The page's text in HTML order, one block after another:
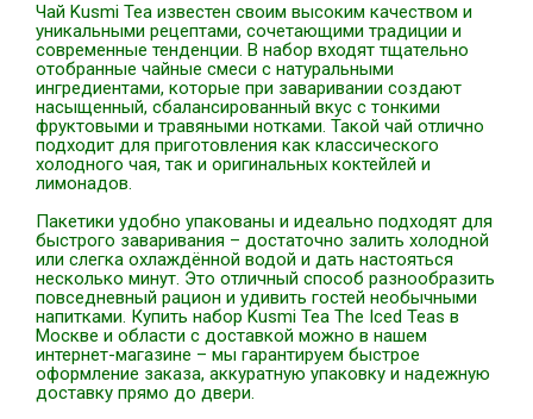
Чай Kusmi Tea известен своим высоким качеством и
уникальными рецептами, сочетающими традиции и
современные тенденции. В набор входят тщательно
отобранные чайные смеси с натуральными
ингредиентами, которые при заваривании создают
насыщенный, сбалансированный вкус с тонкими
фруктовыми и травяными нотками. Такой чай отлично
подходит для приготовления как классического
холодного чая, так и оригинальных коктейлей и
лимонадов.
Пакетики удобно упакованы и идеально подходят для
быстрого заваривания – достаточно залить холодной
или слегка охлаждённой водой и дать настояться
несколько минут. Это отличный способ разнообразить
повседневный рацион и удивить гостей необычными
напитками. Купить набор Kusmi Tea The Iced Teas в
Москве и области с доставкой можно в нашем
интернет-магазине – мы гарантируем быстрое
оформление заказа, аккуратную упаковку и надежную
доставку прямо до двери.